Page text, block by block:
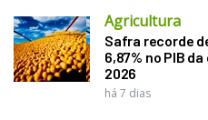
Agricultura
Safra recorde
6,87% no PIB
2026
há 7 dias